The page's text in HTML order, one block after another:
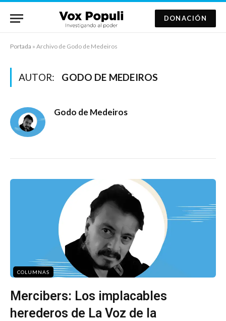
DONACIÓN
Portada » Archivo de Godo de Medeiros
AUTOR: GODO DE MEDEIROS
Godo de Medeiros
COLUMNAS
Mercibers: Los implacables
herederos de La Voz de la